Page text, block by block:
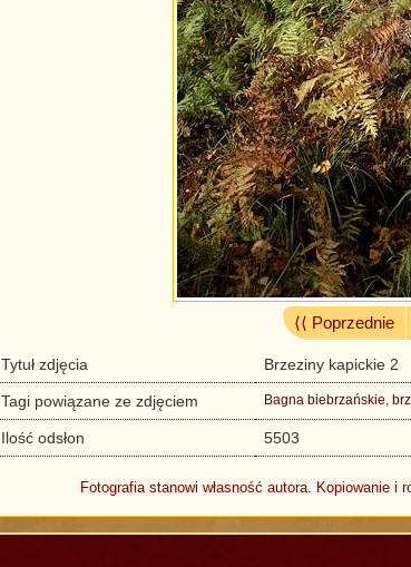
⟨⟨ Poprzednie
Tytuł zdjęcia Brzeziny kapickie 2
Tagi powiązane ze zdjęciem Bagna biebrzańskie,
Ilość odsłon 5503
Fotografia stanowi własność autora. Kopiowanie